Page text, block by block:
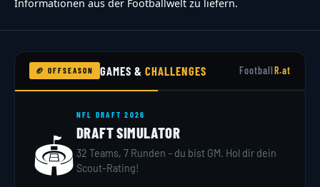
Informationen aus der Footballwelt zu liefern.
🏈 OFFSEASON GAMES &CHALLENGES FootballR.at
🏟️
NFL DRAFT 2026
DRAFT SIMULATOR
32 Teams, 7 Runden – du bist GM. Hol dir dein
Scout-Rating!